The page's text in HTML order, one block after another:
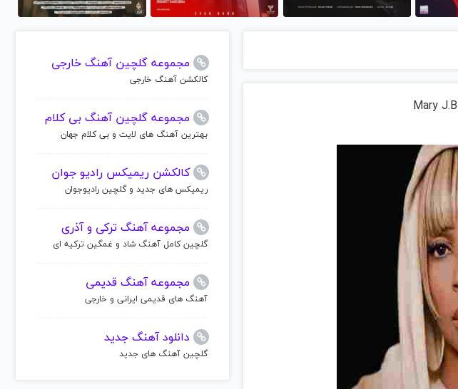
مجموعه گلچین آهنگ خارجی
کالکشن آهنگ خارجی
مجموعه گلچین آهنگ بی کلام
بهترین آهنگ های لایت و بی کلام جهان
کالکشن ریمیکس رادیو جوان
ریمیکس های جدید و گلچین رادیوجوان
مجموعه آهنگ ترکی و آذری
گلچین کامل آهنگ شاد و غمگین ترکیه ای
مجموعه آهنگ قدیمی
آهنگ های قدیمی ایرانی و خارجی
دانلود آهنگ جدید
گلچین آهنگ های جدید